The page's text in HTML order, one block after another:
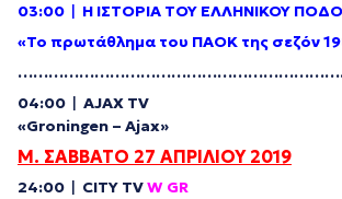
03:00 | Η ΙΣΤΟΡΙΑ ΤΟΥ ΕΛΛΗΝΙΚΟΥ
«Το πρωτάθλημα του ΠΑΟΚ της σεζόν
04:00 | AJAX TV
«Groningen – Ajax»
Μ. ΣΑΒΒΑΤΟ 27 ΑΠΡΙΛΙΟΥ2019
24:00 | CITY TVW GR